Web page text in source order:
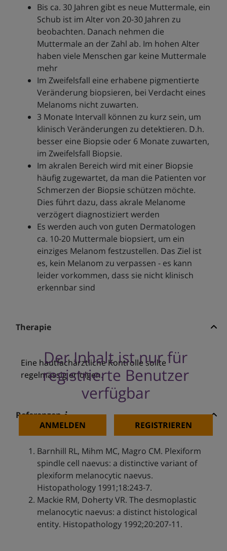
Bis ca. 30 Jahren gibt es neue Muttermale, ein
Schub ist im Alter von 20-30 Jahren zu
beobachten. Danach nehmen die
Muttermale an der Zahl ab. Im hohen Alter
haben viele Menschen gar keine Muttermale
mehr
Im Zweifelsfall eine erhabene pigmentierte
Veränderung biopsieren, bei Verdacht eines
Melanoms nicht zuwarten.
3 Monate Intervall können zu kurz sein, um
klinisch Veränderungen zu detektieren. D.h.
besser eine Biopsie oder 6 Monate zuwarten,
im Zweifelsfall Biopsie.
Im akralen Bereich wird mit einer Biopsie
häufig zugewartet, da man die Patienten vor
Schmerzen der Biopsie schützen möchte.
Dies führt dazu, dass akrale Melanome
verzögert diagnostiziert werden
Es werden auch von guten Dermatologen
ca. 10-20 Muttermale biopsiert, um ein
einziges Melanom festzustellen. Das Ziel ist
es, kein Melanom zu verpassen - es kann
leider vorkommen, dass sie nicht klinisch
erkennbar sind
Therapie
Der Inhalt ist nur für
registrierte Benutzer
verfügbar
ANMELDEN REGISTRIEREN
Eine hautfachärztliche Kontrolle sollte
regelmässig erfolgen.
Referenzen
Barnhill RL, Mihm MC, Magro CM. Plexiform
spindle cell naevus: a distinctive variant of
plexiform melanocytic naevus.
Histopathology 1991;18:243-7.
Mackie RM, Doherty VR. The desmoplastic
melanocytic naevus: a distinct histological
entity. Histopathology 1992;20:207-11.